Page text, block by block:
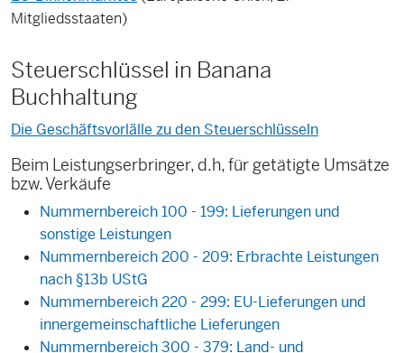
Mitgliedsstaaten)
Steuerschlüssel in Banana
Buchhaltung
Die Geschäftsvorlälle zu den Steuerschlüsseln
Beim Leistungserbringer, d.h, für getätigte Umsätze
bzw. Verkäufe
Nummernbereich 100 - 199: Lieferungen und
sonstige Leistungen
Nummernbereich 200 - 209: Erbrachte Leistungen
nach §13b UStG
Nummernbereich 220 - 299: EU-Lieferungen und
innergemeinschaftliche Lieferungen
Nummernbereich 300 - 379: Land- und